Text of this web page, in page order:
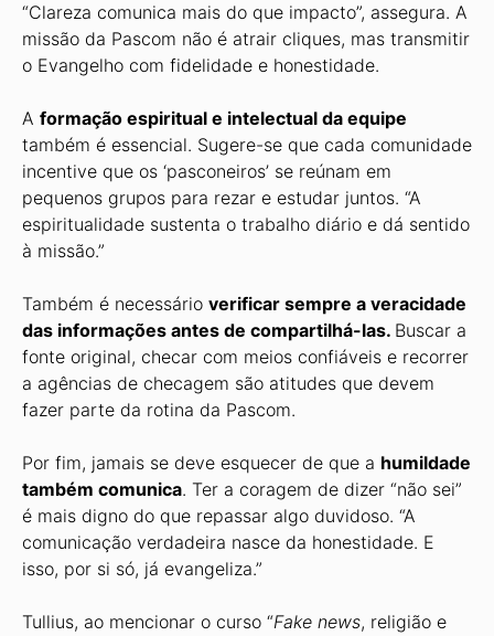
“Clareza comunica mais do que impacto”, assegura. A
missão da Pascom não é atrair cliques, mas transmitir
o Evangelho com fidelidade e honestidade.
A formação espiritual e intelectual da equipe
também é essencial. Sugere-se que cada comunidade
incentive que os ‘pasconeiros’ se reúnam em
pequenos grupos para rezar e estudar juntos. “A
espiritualidade sustenta o trabalho diário e dá sentido
à missão.”
Também é necessário verificar sempre a veracidade
das informações antes de compartilhá-las. Buscar a
fonte original, checar com meios confiáveis e recorrer
a agências de checagem são atitudes que devem
fazer parte da rotina da Pascom.
Por fim, jamais se deve esquecer de que a humildade
também comunica. Ter a coragem de dizer “não sei”
é mais digno do que repassar algo duvidoso. “A
comunicação verdadeira nasce da honestidade. E
isso, por si só, já evangeliza.”
Tullius, ao mencionar o curso “Fake news, religião e